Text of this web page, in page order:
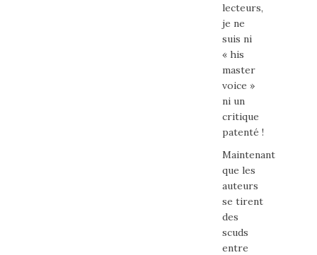
lecteurs,
je ne
suis ni
« his
master
voice »
ni un
critique
patenté !
Maintenant
que les
auteurs
se tirent
des
scuds
entre